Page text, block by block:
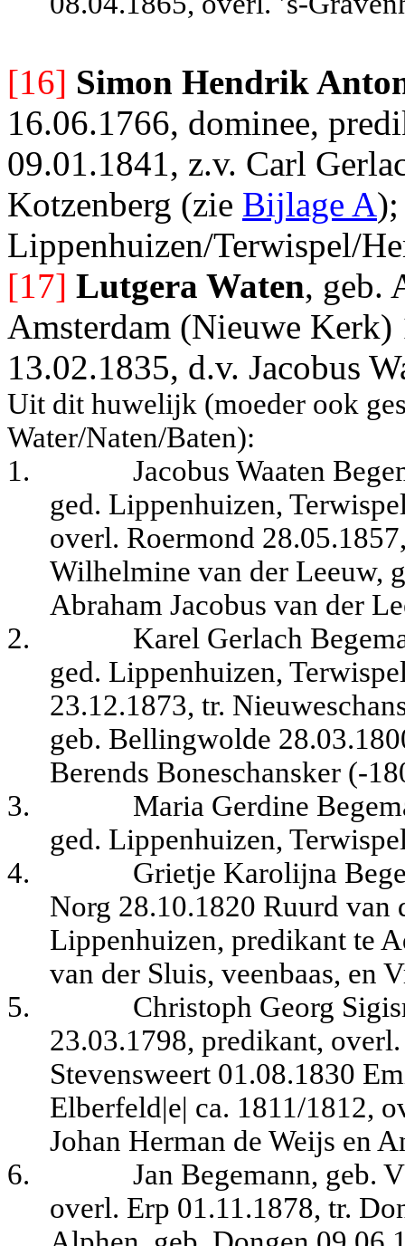
[16] Simon Hendrik
16.06.1766, dominee,
09.01.1841, z.v. Carl
Kotzenberg (zie Bijlage A);
Lippenhuizen/Terwispel/
[17] Lutgera Waten, geb.
Amsterdam (Nieuwe
13.02.1835, d.v. Jacobus
Uit dit huwelijk (moeder ook
Water/Naten/Baten):
1.
Jacobus Waaten
ged. Lippenhuizen,
overl. Roermond
Wilhelmine van der Leeuw,
Abraham Jacobus van der
2.
Karel Gerlach
ged. Lippenhuizen,
23.12.1873, tr.
geb. Bellingwolde
Berends Boneschansker (-
3.
Maria Gerdine
ged. Lippenhuizen,
4.
Grietje Karolijna
Norg 28.10.1820 Ruurd van
Lippenhuizen, predikant te
van der Sluis, veenbaas, en
5.
Christoph Georg
23.03.1798, predikant,
Stevensweert 01.08.1830
Elberfeld|e| ca. 1811/1812,
Johan Herman de Weijs en
6.
Jan Begemann, geb.
overl. Erp 01.11.1878, tr.